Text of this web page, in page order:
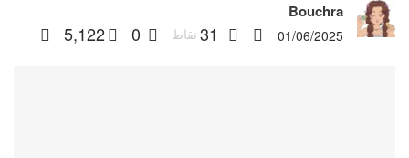
Bouchra
01/06/2025
31 نقاط 0
5,122